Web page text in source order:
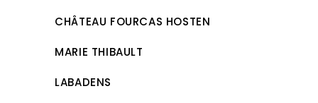
CHÂTEAU FOURCAS HOSTEN
MARIE THIBAULT
LABADENS